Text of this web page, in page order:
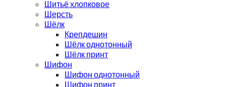
Шитьё хлопковое
Шерсть
Шёлк
Крепдешин
Шёлк однотонный
Шёлк принт
Шифон
Шифон однотонный
Шифон принт